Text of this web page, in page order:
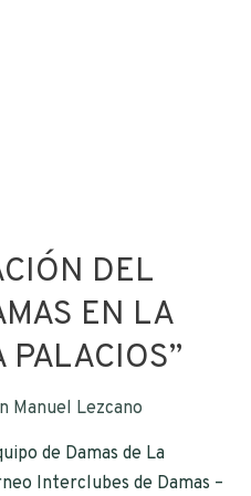
DEL
EN LA
PALACIOS”
Manuel Lezcano
de Damas de La
Interclubes de Damas –